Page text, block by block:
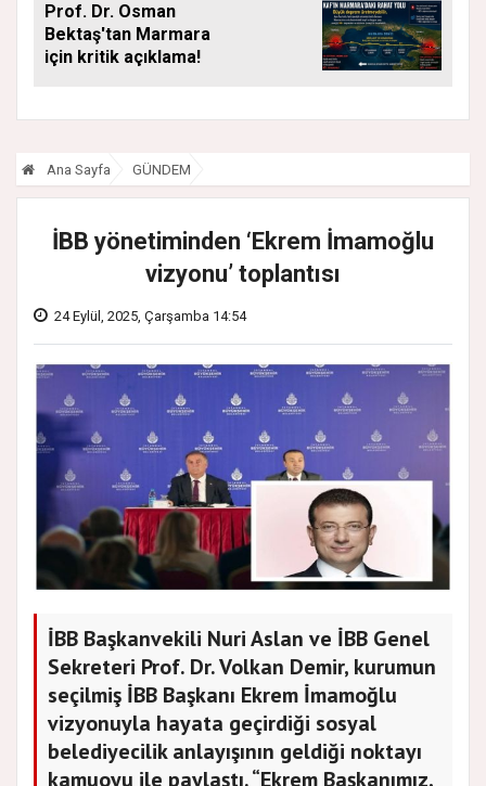
Prof. Dr. Osman
Bektaş'tan Marmara
için kritik açıklama!
Ana Sayfa GÜNDEM
İBB yönetiminden ‘Ekrem İmamoğlu
vizyonu’ toplantısı
24 Eylül, 2025, Çarşamba 14:54
İBB Başkanvekili Nuri Aslan ve İBB Genel
Sekreteri Prof. Dr. Volkan Demir, kurumun
seçilmiş İBB Başkanı Ekrem İmamoğlu
vizyonuyla hayata geçirdiği sosyal
belediyecilik anlayışının geldiği noktayı
kamuoyu ile paylaştı. “Ekrem Başkanımız,